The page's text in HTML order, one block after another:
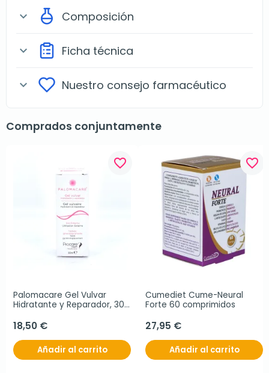
expand_more Composición
expand_more Ficha técnica
expand_more Nuestro consejo farmacéutico
Comprados conjuntamente
favorite_border
Palomacare Gel Vulvar
Hidratante y Reparador, 30
18,50 €
Añadir al carrito
favorite_border
Cumediet Cume-Neural
Forte 60 comprimidos
27,95 €
Añadir al carrito